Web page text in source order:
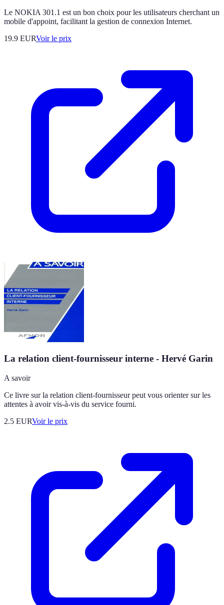
Le NOKIA 301.1 est un bon choix pour les utilisateurs cherchant un
mobile d'appoint, facilitant la gestion de connexion Internet.
19.9 EURVoir le prix
La relation client-fournisseur interne - Hervé Garin
A savoir
Ce livre sur la relation client-fournisseur peut vous orienter sur les
attentes à avoir vis-à-vis du service fourni.
2.5 EURVoir le prix